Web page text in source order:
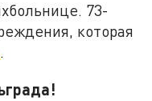
73-
которая
.